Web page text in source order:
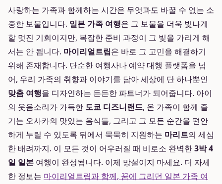
사랑하는 가족과 함께하는 시간은 무엇과도 바꿀 수 없는 소
중한 보물입니다. 일본 가족 여행은 그 보물을 더욱 빛나게
할 멋진 기회이지만, 복잡한 준비 과정이 그 빛을 가리게 해
서는 안 됩니다. 마이리얼트립은 바로 그 고민을 해결하기
위해 존재합니다. 단순한 여행사나 예약 대행 플랫폼을 넘
어, 우리 가족의 취향과 이야기를 담아 세상에 단 하나뿐인
맞춤 여행을 디자인하는 든든한 파트너가 되어줍니다. 아이
의 웃음소리가 가득한 도쿄 디즈니랜드, 온 가족이 함께 즐
기는 오사카의 맛있는 음식들, 그리고 그 모든 순간을 편안
하게 누릴 수 있도록 뒤에서 묵묵히 지원하는 마리트의 세심
한 배려까지. 이 모든 것이 어우러질 때 비로소 완벽한3박 4
일 일본 여행이 완성됩니다. 이제 망설이지 마세요. 더 자세
한 정보는 마이리얼트립과 함께, 꿈에 그리던 일본 가족 여